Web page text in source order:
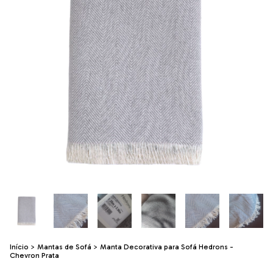
Início > Mantas de Sofá > Manta Decorativa para Sofá Hedrons -
Chevron Prata